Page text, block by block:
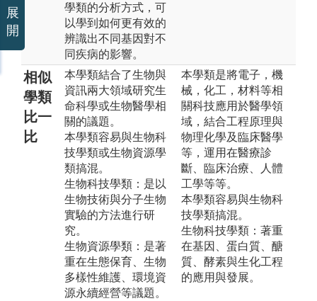
學類的分析方式，可
以學到如何更有效的
辨識出不同基因對不
同疾病的影響。
相似
學類
比一
比
本學類結合了生物與
資訊兩大領域研究生
命科學或生物醫學相
關的議題。
本學類容易與生物科
技學類或生物資源學
類搞混。
生物科技學類：是以
生物技術與分子生物
實驗的方法進行研
究。
生物資源學類：是著
重在生態保育、生物
多樣性維護、環境資
源永續經營等議題。
本學類是將電子，機
械，化工，材料等相
關科技應用於醫學領
域，結合工程原理與
物理化學及臨床醫學
等，運用在醫療診
斷、臨床治療、人體
工學等等。
本學類容易與生物科
技學類搞混。
生物科技學類：著重
在基因、蛋白質、醣
質、酵素與生化工程
的應用與發展。
展
開